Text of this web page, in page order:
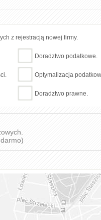
z rejestracją nowej firmy.
Doradztwo podatkowe.
Optymalizacja
Doradztwo prawne.